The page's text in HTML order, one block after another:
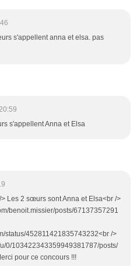
s'appellent anna et elsa. pas
s'appellent Anna et Elsa
Les 2 sœurs sont Anna et Elsa<br />
benoit.missier/posts/67137357291
status/452811421835743232<br />
0/103422343359949381787/posts/
pour ce concours !!!